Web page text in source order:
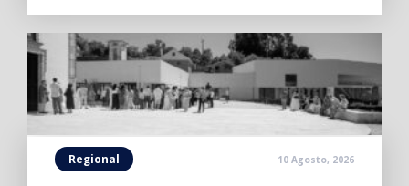
Regional 10 Agosto, 2026